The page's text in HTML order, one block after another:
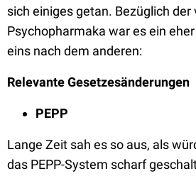
sich einiges getan. Bezüglich der
Psychopharmaka war es ein
eins nach dem anderen:
Relevante Gesetzesänderungen
PEPP
Lange Zeit sah es so aus, als
das PEPP-System scharf